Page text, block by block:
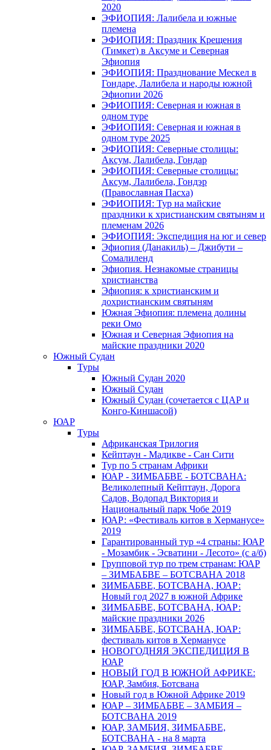
2020
ЭФИОПИЯ: Лалибела и южные
племена
ЭФИОПИЯ: Праздник Крещения
(Тимкет) в Аксуме и Северная
Эфиопия
ЭФИОПИЯ: Празднование Мескел в
Гондаре, Лалибела и народы южной
Эфиопии 2026
ЭФИОПИЯ: Северная и южная в
одном туре
ЭФИОПИЯ: Северная и южная в
одном туре 2025
ЭФИОПИЯ: Северные столицы:
Аксум, Лалибела, Гондар
ЭФИОПИЯ: Северные столицы:
Аксум, Лалибела, Гондэр
(Православная Пасха)
ЭФИОПИЯ: Тур на майские
праздники к христианским святыням и
племенам 2026
ЭФИОПИЯ: Экспедиция на юг и север
Эфиопия (Данакиль) – Джибути –
Cомалиленд
Эфиопия. Незнакомые страницы
христианства
Эфиопия: к христианским и
дохристианским святыням
Южная Эфиопия: племена долины
реки Омо
Южная и Северная Эфиопия на
майские праздники 2020
Южный Судан
Туры
Южный Cудан 2020
Южный Cудан
Южный Судан (сочетается с ЦАР и
Конго-Киншасой)
ЮАР
Туры
Африканская Трилогия
Кейптаун - Мадикве - Сан Сити
Тур по 5 странам Африки
ЮАР - ЗИМБАБВЕ - БОТСВАНА:
Великолепный Кейптаун, Дорога
Садов, Водопад Виктория и
Национальный парк Чобе 2019
ЮАР: «Фестиваль китов в Херманусе»
2019
Гарантированный тур «4 страны: ЮАР
- Мозамбик - Эсватини - Лесото» (с а/б)
Групповой тур по трем странам: ЮАР
– ЗИМБАБВЕ – БОТСВАНА 2018
ЗИМБАБВЕ, БОТСВАНА, ЮАР:
Новый год 2027 в южной Африке
ЗИМБАБВЕ, БОТСВАНА, ЮАР:
майские праздники 2026
ЗИМБАБВЕ, БОТСВАНА, ЮАР:
фестиваль китов в Херманусе
НОВОГОДНЯЯ ЭКСПЕДИЦИЯ В
ЮАР
НОВЫЙ ГОД В ЮЖНОЙ АФРИКЕ:
ЮАР, Замбия, Ботсвана
Новый год в Южной Африке 2019
ЮАР – ЗИМБАБВЕ – ЗАМБИЯ –
БОТСВАНА 2019
ЮАР, ЗАМБИЯ, ЗИМБАБВЕ,
БОТСВАНА - на 8 марта